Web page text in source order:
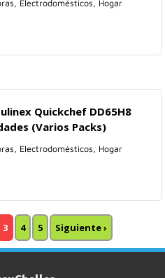
, Electrodomésticos, Hogar
Quickchef DD65H8
(Varios Packs)
, Electrodomésticos, Hogar
3 4 5 Siguiente ›